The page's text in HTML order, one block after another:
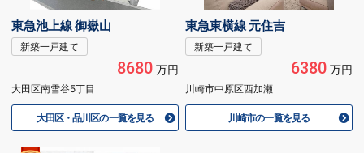
東急池上線 御嶽山
新築一戸建て
8680万円
大田区南雪谷5丁目
大田区・品川区の一覧を見る
東急東横線 元住吉
新築一戸建て
6380万円
川崎市中原区西加瀬
川崎市の一覧を見る